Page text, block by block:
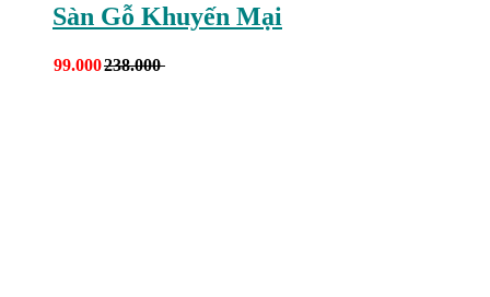
Sàn Gỗ Khuyến Mại
99.000238.000